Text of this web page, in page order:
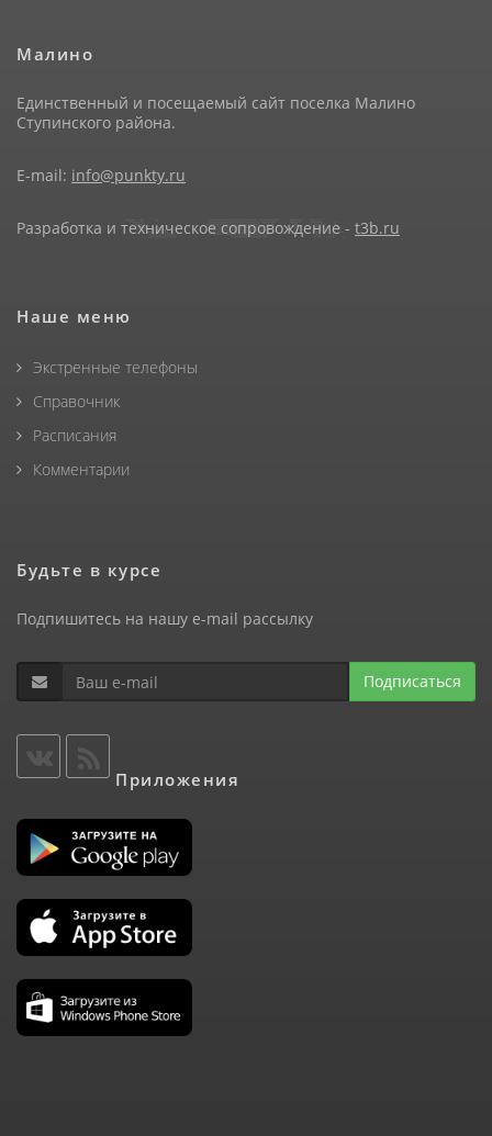
Малино
Единственный и посещаемый сайт поселка Малино
Ступинского района.
E-mail: info@punkty.ru
Разработка и техническое сопровождение - t3b.ru
Наше меню
Экстренные телефоны
Справочник
Расписания
Комментарии
Будьте в курсе
Подпишитесь на нашу e-mail рассылку
Подписаться
Приложения